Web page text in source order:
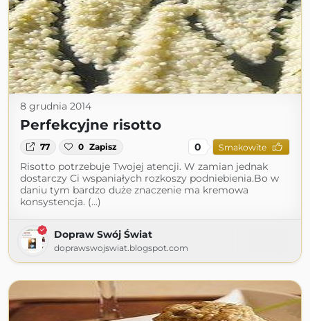
8 grudnia 2014
Perfekcyjne risotto
77 0 Zapisz 0 Smakowite
Risotto potrzebuje Twojej atencji. W zamian jednak
dostarczy Ci wspaniałych rozkoszy podniebienia.Bo w
daniu tym bardzo duże znaczenie ma kremowa
konsystencja. (...)
Dopraw Swój Świat
doprawswojswiat.blogspot.com